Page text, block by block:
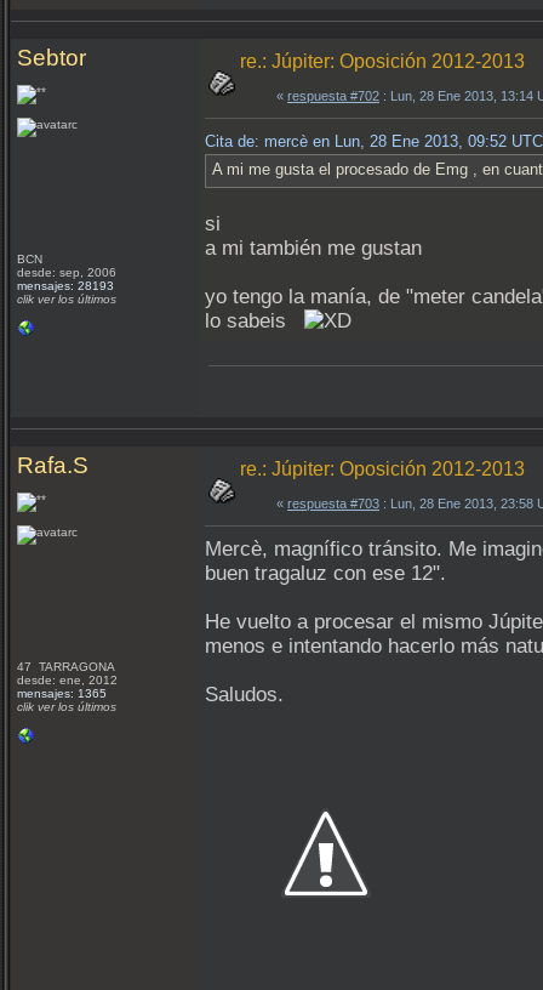
Sebtor
BCN
desde: sep, 2006
mensajes: 28193
clik ver los últimos
re.: Júpiter: Oposición 2012-2013
« respuesta #702 : Lun, 28 Ene 2013, 13:14
Cita de: mercè en Lun, 28 Ene 2013, 09:52 UTC
A mi me gusta el procesado de Emg , en
si
a mi también me gustan
yo tengo la manía, de "meter
lo sabeis
Rafa.S
47 TARRAGONA
desde: ene, 2012
mensajes: 1365
clik ver los últimos
re.: Júpiter: Oposición 2012-2013
« respuesta #703 : Lun, 28 Ene 2013, 23:58
Mercè, magnífico tránsito. Me
buen tragaluz con ese 12".
He vuelto a procesar el mismo
menos e intentando hacerlo más
Saludos.